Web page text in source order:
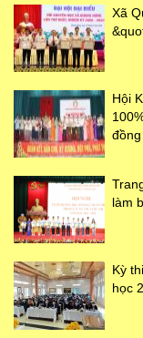
Xã
Hội
đồng
làm
Kỳ
học